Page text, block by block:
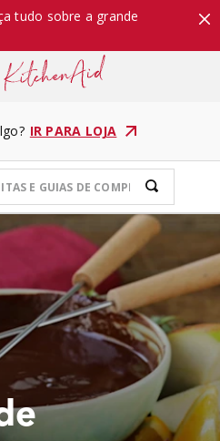
tudo sobre a grande
IR PARA LOJA